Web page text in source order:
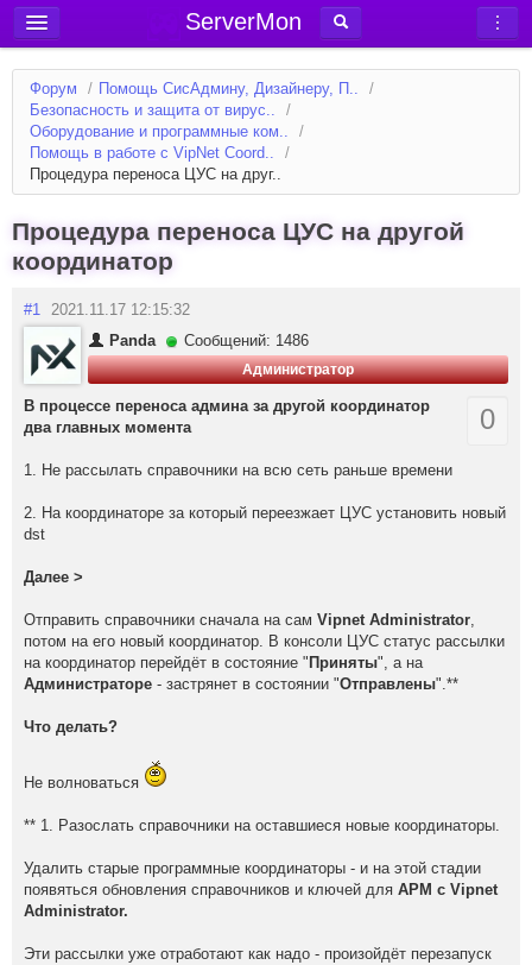
ServerMon
Добавить сервер
Мониторинг серверов
Новости
Блог
Статьи
Форум
Вход в аккаунт
Форум / Помощь СисАдмину, Дизайнеру, П..
/
Безопасность и защита от вирус..
/
Оборудование и программные ком..
/
Помощь в работе с VipNet Coord..
/
Процедура переноса ЦУС на друг..
Процедура переноса ЦУС на другой
координатор
#1 2021.11.17 12:15:32
Panda
Сообщений: 1486
Администратор
0
В процессе переноса админа за другой координатор
два главных момента
1. Не рассылать справочники на всю сеть раньше времени
2. На координаторе за который переезжает ЦУС установить новый
dst
Далее >
Отправить справочники сначала на сам Vipnet Administrator,
потом на его новый координатор. В консоли ЦУС статус рассылки
на координатор перейдёт в состояние " Приняты", а на
Администраторе - застрянет в состоянии "Отправлены".**
Что делать?
Не волноваться
** 1. Разослать справочники на оставшиеся новые координаторы.
Удалить старые программные координаторы - и на этой стадии
появяться обновления справочников и ключей для АРМ с Vipnet
Administrator.
Эти рассылки уже отработают как надо - произойдёт перезапуск